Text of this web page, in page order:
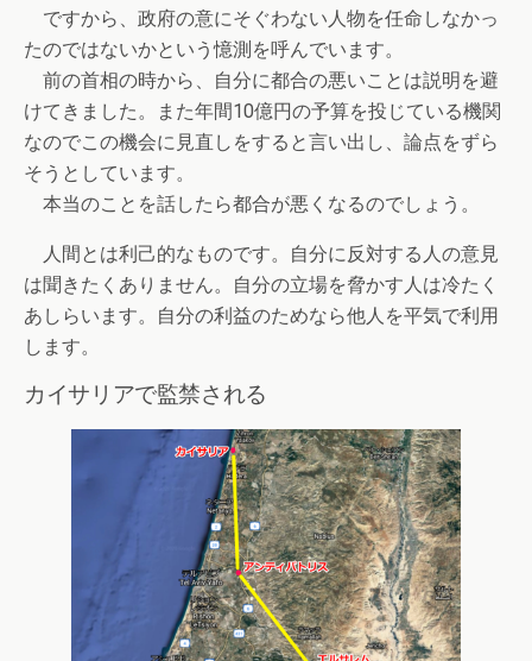
ですから、政府の意にそぐわない人物を任命しなかっ
たのではないかという憶測を呼んでいます。
前の首相の時から、自分に都合の悪いことは説明を避
けてきました。また年間10億円の予算を投じている機関
なのでこの機会に見直しをすると言い出し、論点をずら
そうとしています。
本当のことを話したら都合が悪くなるのでしょう。
人間とは利己的なものです。自分に反対する人の意見
は聞きたくありません。自分の立場を脅かす人は冷たく
あしらいます。自分の利益のためなら他人を平気で利用
します。
カイサリアで監禁される